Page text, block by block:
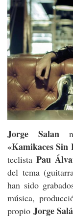
Jorge Salan
«Kamikaces Sin
teclista Pau
del tema
han sido
música,
propio Jorge